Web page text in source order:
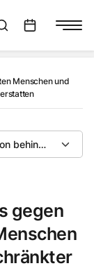
anzeigen
Menschen und
behinderten
gegen